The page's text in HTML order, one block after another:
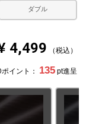
ダブル
4,499 税込
イント： 135 pt進呈